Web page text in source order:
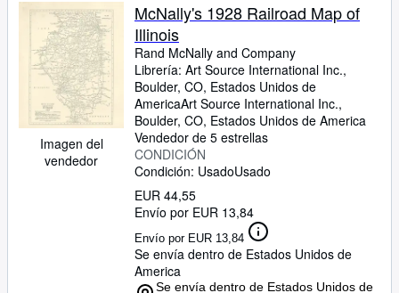
Imagen del
vendedor
McNally's 1928 Railroad Map of
Illinois
Rand McNally and Company
Librería: Art Source International Inc.,
Boulder, CO, Estados Unidos de
AmericaArt Source International Inc.,
Boulder, CO, Estados Unidos de America
Vendedor de 5 estrellas
CONDICIÓN
Condición: UsadoUsado
EUR 44,55
Envío por EUR 13,84
Envío por EUR 13,84
Se envía dentro de Estados Unidos de
America
Se envía dentro de Estados Unidos de